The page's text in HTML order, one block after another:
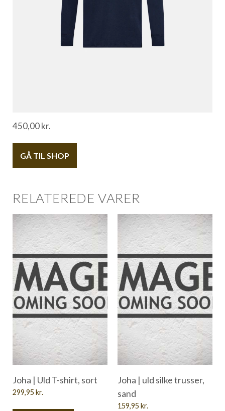
450,00kr.
GÅ TIL SHOP
RELATEREDE VARER
Joha | Uld T-shirt, sort
299,95 kr.
Joha | uld silke trusser,
sand
159,95 kr.